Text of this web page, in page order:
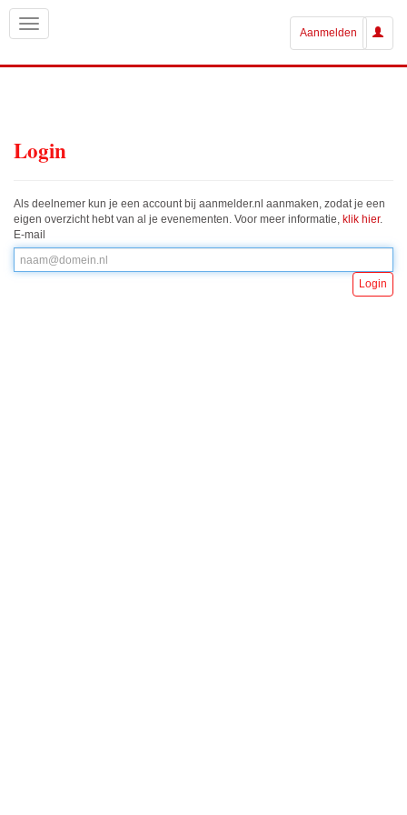
Aanmelden
Login
Als deelnemer kun je een account bij aanmelder.nl aanmaken, zodat je een
eigen overzicht hebt van al je evenementen. Voor meer informatie, klik hier.
E-mail
Login